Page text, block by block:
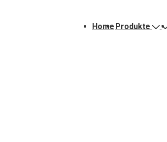
Home Produkte